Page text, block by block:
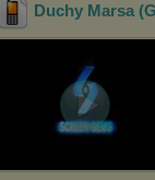
Duchy Marsa